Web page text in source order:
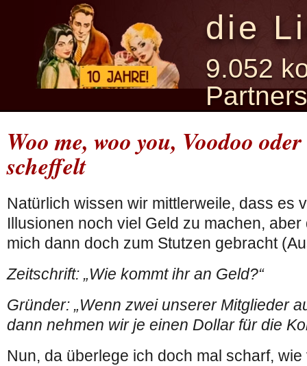
die
9.052
Woo me, woo you, Voodoo
scheffelt
Natürlich wissen wir mittlerweile, dass es
Illusionen noch viel Geld zu machen,
mich dann doch zum Stutzen gebracht
Zeitschrift: „Wie kommt ihr an Geld?“
Gründer: „Wenn zwei unserer Mitglieder
dann nehmen wir je einen Dollar für die
Nun, da überlege ich doch mal scharf,